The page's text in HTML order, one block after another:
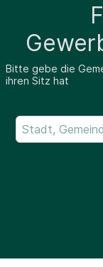
Bitte gebe die
ihren Sitz hat